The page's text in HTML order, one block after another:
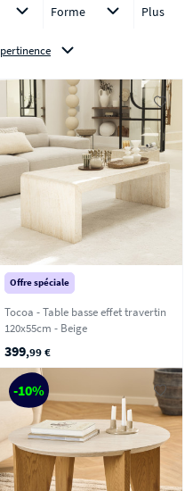
Forme Plus
pertinence
Offre spéciale
Tocoa - Table basse effet travertin
120x55cm - Beige
399,99 €
-10%